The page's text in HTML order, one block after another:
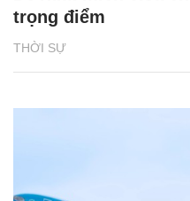
THỜI SỰ
trọng điểm